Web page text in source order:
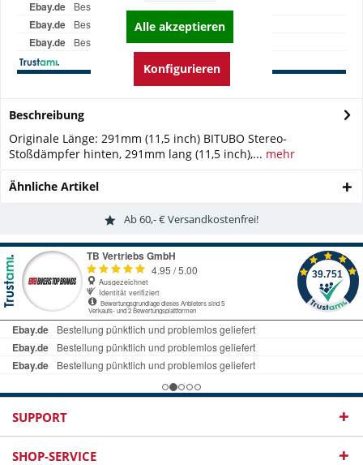
Beschreibung
Originale Länge: 291mm (11,5 inch) BITUBO Stereo-
Stoßdämpfer hinten, 291mm lang (11,5 inch),... mehr
Ähnliche Artikel
Ab 60,- € Versandkostenfrei!
SUPPORT
SHOP-SERVICE
Alle akzeptieren
Konfigurieren